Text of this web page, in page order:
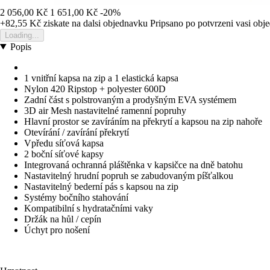
2 056,00 Kč 1 651,00 Kč -20%
+82,55 Kč ziskate na dalsi objednavku Pripsano po potvrzeni vasi
Loading...
Popis
1 vnitřní kapsa na zip a 1 elastická kapsa
Nylon 420 Ripstop + polyester 600D
Zadní část s polstrovaným a prodyšným EVA systémem
3D air Mesh nastavitelné ramenní popruhy
Hlavní prostor se zavíráním na překrytí a kapsou na zip nahoře
Otevírání / zavírání překrytí
Vpředu síťová kapsa
2 boční síťové kapsy
Integrovaná ochranná pláštěnka v kapsičce na dně batohu
Nastavitelný hrudní popruh se zabudovaným píšťalkou
Nastavitelný bederní pás s kapsou na zip
Systémy bočního stahování
Kompatibilní s hydratačními vaky
Držák na hůl / cepín
Úchyt pro nošení